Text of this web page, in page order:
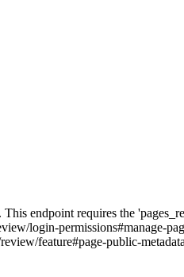
endpoint requires the
login-permissions#manage-
feature#page-public-